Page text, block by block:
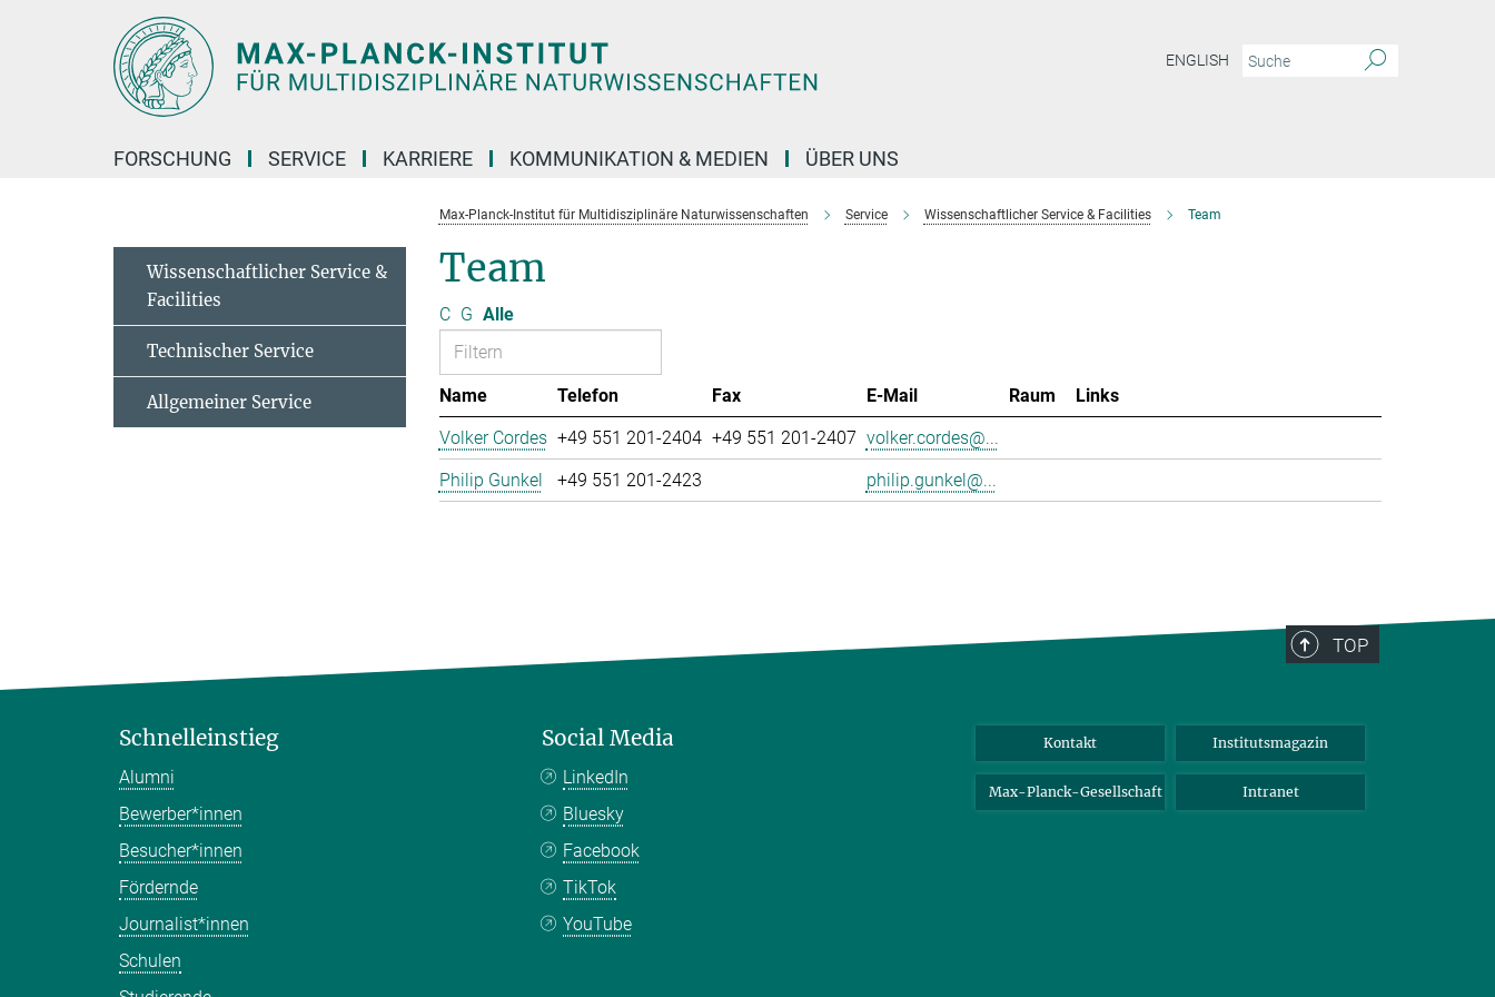
ENGLISH
FORSCHUNG SERVICE KARRIERE KOMMUNIKATION & MEDIEN ÜBER UNS
Max-Planck-Institut für Multidisziplinäre Naturwissenschaften Service Wissenschaftlicher Service & Facilities Team
Team
C G Alle
Name Telefon Fax E-Mail Raum
Links
Volker Cordes +49 551 201-2404 +49 551 201-2407 volker.cordes@...
Philip Gunkel
+49 551 201-2423 philip.gunkel@...
Wissenschaftlicher Service &
Facilities
Technischer Service
Allgemeiner Service
TOP
Schnelleinstieg
Alumni
Bewerber*innen
Besucher*innen
Fördernde
Journalist*innen
Schulen
Social Media
LinkedIn
Bluesky
Facebook
TikTok
YouTube
Kontakt Institutsmagazin
Max-Planck-Gesellschaft Intranet